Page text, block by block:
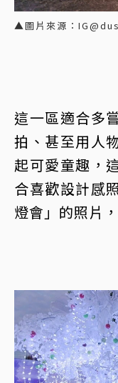
▲圖片來源：
這一區適合多
拍、甚至用人
起可愛童趣，
合喜歡設計感
燈會」的照片